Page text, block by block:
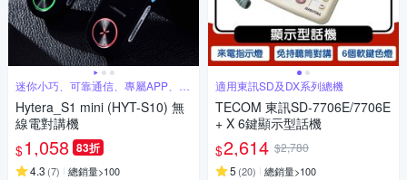
迷你小巧、可靠通信、專屬APP、超
長待機
Hytera_S1 mini (HYT-S10) 無
線電對講機
$1,058 83折
4.3 (7) 總銷量>100
適用東訊SD及DX系列總機
TECOM 東訊SD-7706E/7706E
+ X 6鍵顯示型話機
$2,614 $2,780
5 (20) 總銷量>100